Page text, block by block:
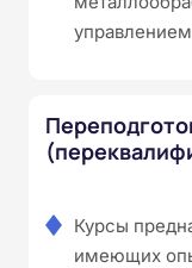
Курсы
имеющих